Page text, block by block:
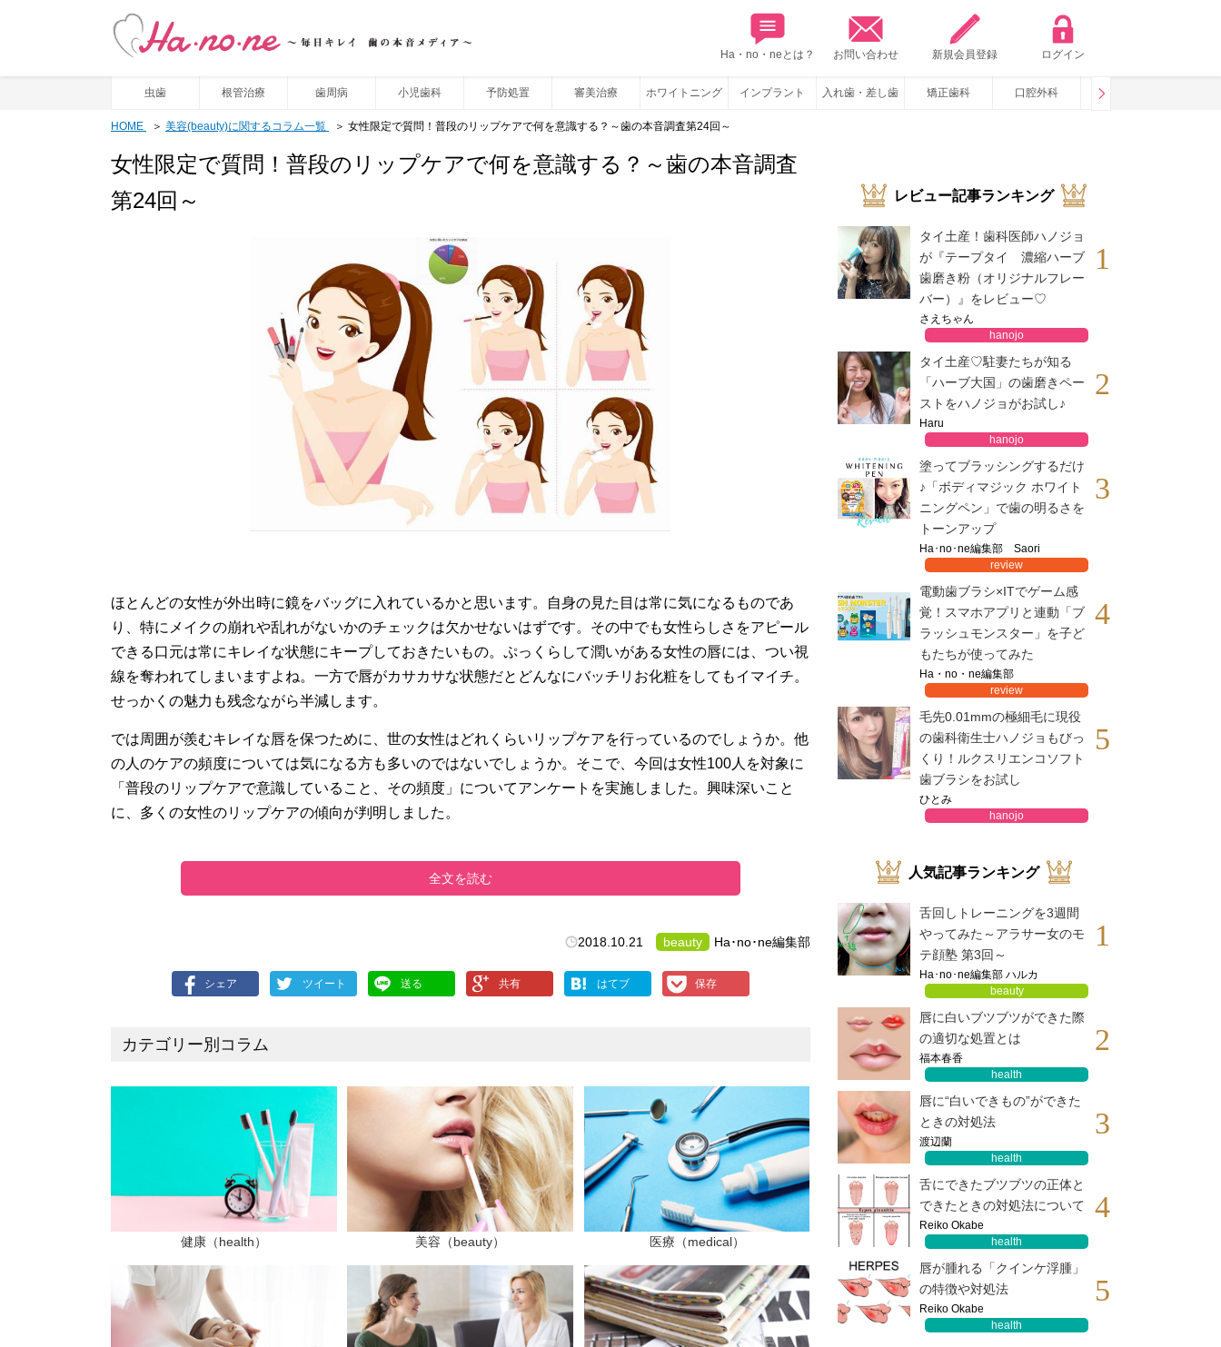
Ha・no・neとは？ お問い合わせ 新規会員登録 ログイン
虫歯 根管治療 歯周病 小児歯科 予防処置 審美治療 ホワイトニング インプラント 入れ歯・差し歯 矯正歯科 口腔外科 咬み合わせ
HOME 美容(beauty)に関するコラム一覧 女性限定で質問！普段のリップケアで何を意識する？～歯の本音調査第24回～
女性限定で質問！普段のリップケアで何を意識する？～歯の本音調査
第24回～
ほとんどの女性が外出時に鏡をバッグに入れているかと思います。自身の見た目は常に気になるものであ
り、特にメイクの崩れや乱れがないかのチェックは欠かせないはずです。その中でも女性らしさをアピール
できる口元は常にキレイな状態にキープしておきたいもの。ぷっくらして潤いがある女性の唇には、つい視
線を奪われてしまいますよね。一方で唇がカサカサな状態だとどんなにバッチリお化粧をしてもイマイチ。
せっかくの魅力も残念ながら半減します。
では周囲が羨むキレイな唇を保つために、世の女性はどれくらいリップケアを行っているのでしょうか。他
の人のケアの頻度については気になる方も多いのではないでしょうか。そこで、今回は女性100人を対象に
「普段のリップケアで意識していること、その頻度」についてアンケートを実施しました。興味深いこと
に、多くの女性のリップケアの傾向が判明しました。
全文を読む
2018.10.21 beauty Ha･no･ne編集部
シェア ツイート 送る 共有 はてブ 保存
カテゴリー別コラム
健康（health） 美容（beauty） 医療（medical）
レビュー記事ランキング
タイ土産！歯科医師ハノジョ
が『テープタイ 濃縮ハーブ
歯磨き粉（オリジナルフレー
バー）』をレビュー♡
さえちゃん
hanojo
1
タイ土産♡駐妻たちが知る
「ハーブ大国」の歯磨きペー
ストをハノジョがお試し♪
Haru
hanojo
2
塗ってブラッシングするだけ
♪「ボディマジック ホワイト
ニングペン」で歯の明るさを
トーンアップ
Ha･no･ne編集部 Saori
review
3
電動歯ブラシ×ITでゲーム感
覚！スマホアプリと連動「ブ
ラッシュモンスター」を子ど
もたちが使ってみた
Ha・no・ne編集部
review
4
毛先0.01mmの極細毛に現役
の歯科衛生士ハノジョもびっ
くり！ルクスリエンコソフト
歯ブラシをお試し
ひとみ
hanojo
5
人気記事ランキング
舌回しトレーニングを3週間
やってみた～アラサー女のモ
テ顔塾 第3回～
Ha･no･ne編集部 ハルカ
beauty
1
唇に白いブツブツができた際
の適切な処置とは
福本春香
health
2
唇に“白いできもの”ができた
ときの対処法
渡辺蘭
health
3
舌にできたブツブツの正体と
できたときの対処法について
Reiko Okabe
health
4
唇が腫れる「クインケ浮腫」
の特徴や対処法
Reiko Okabe
health
5